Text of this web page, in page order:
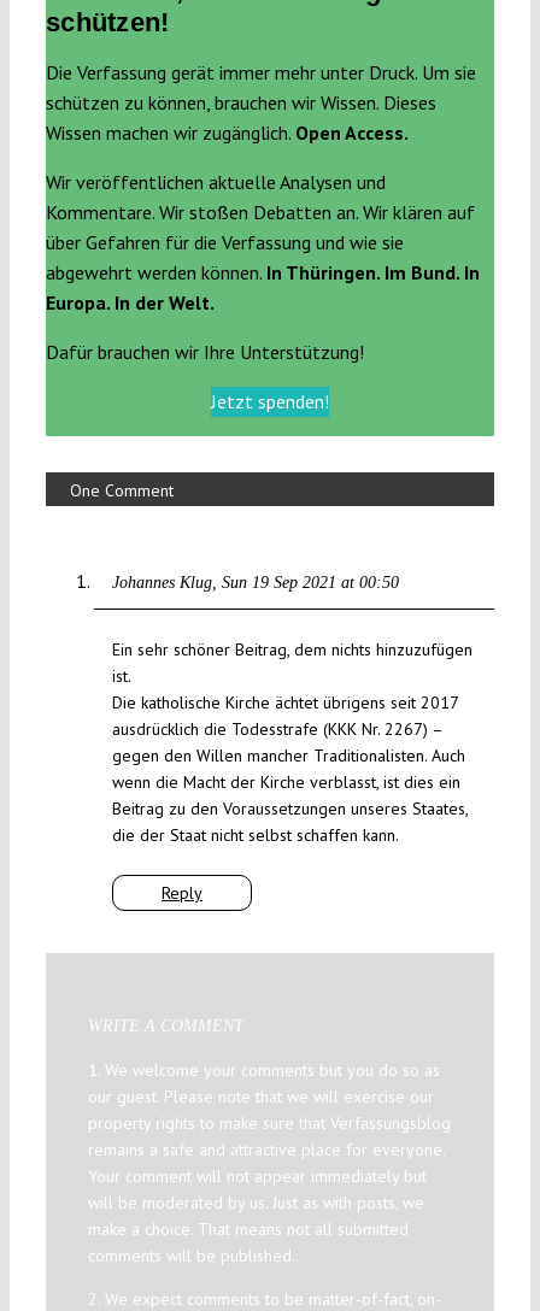
schützen!
Die Verfassung gerät immer mehr unter Druck. Um sie
schützen zu können, brauchen wir Wissen. Dieses
Wissen machen wir zugänglich. Open Access.
Wir veröffentlichen aktuelle Analysen und
Kommentare. Wir stoßen Debatten an. Wir klären auf
über Gefahren für die Verfassung und wie sie
abgewehrt werden können. In Thüringen. Im Bund. In
Europa. In der Welt.
Dafür brauchen wir Ihre Unterstützung!
Jetzt spenden!
One Comment
Johannes Klug Sun 19 Sep 2021 at 00:50
Reply
Ein sehr schöner Beitrag, dem nichts hinzuzufügen
ist.
Die katholische Kirche ächtet übrigens seit 2017
ausdrücklich die Todesstrafe (KKK Nr. 2267) –
gegen den Willen mancher Traditionalisten. Auch
wenn die Macht der Kirche verblasst, ist dies ein
Beitrag zu den Voraussetzungen unseres Staates,
die der Staat nicht selbst schaffen kann.
WRITE A COMMENT
1. We welcome your comments but you do so as
our guest. Please note that we will exercise our
property rights to make sure that Verfassungsblog
remains a safe and attractive place for everyone.
Your comment will not appear immediately but
will be moderated by us. Just as with posts, we
make a choice. That means not all submitted
comments will be published.
2. We expect comments to be matter-of-fact, on-